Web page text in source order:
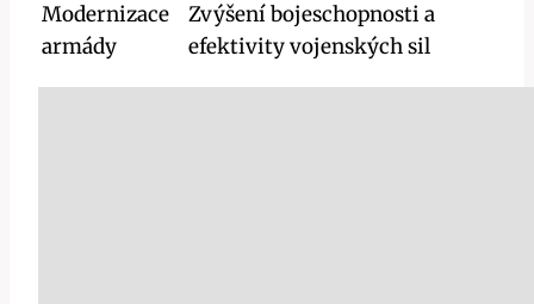
Modernizace
armády
Zvýšení bojeschopnosti a
efektivity vojenských sil